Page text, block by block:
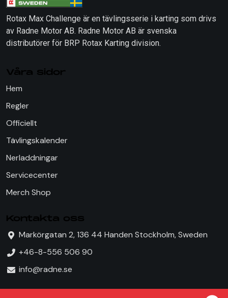
Rotax Max Challenge är en tävlingsserie i karting som drivs
av Radne Motor AB. Radne Motor AB är svenska
distributörer för BRP Rotax Karting division.
Våra sidor
Hem
Regler
Officiellt
Tävlingskalender
Nerladdningar
Servicecenter
Merch Shop
Kontakta oss
Markörgatan 2, 136 44 Handen Stockholm, Sweden
+46-8-556 506 90
info@radne.se